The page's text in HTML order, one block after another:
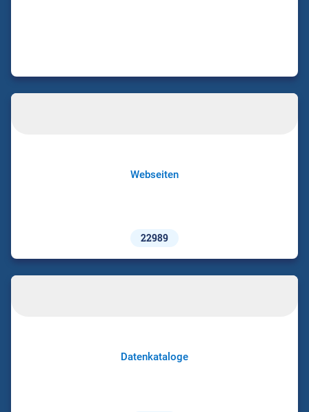
Webseiten
22989
Datenkataloge